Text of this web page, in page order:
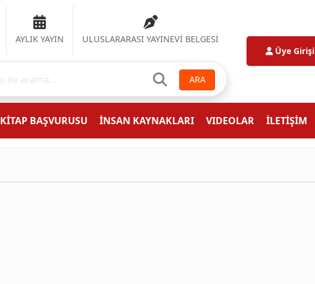
AYLIK YAYIN ULUSLARARASI YAYINEVİ BELGESİ
ARA
Üye Girişi
KİTAP BAŞVURUSU İNSAN KAYNAKLARI VIDEOLAR İLETİŞİM